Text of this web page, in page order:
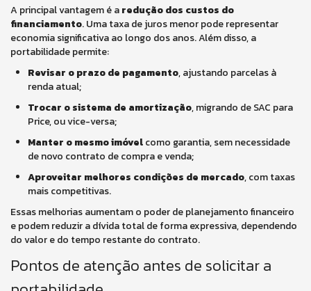
A principal vantagem é aredução dos custos do
financiamento. Uma taxa de juros menor pode representar
economia significativa ao longo dos anos. Além disso, a
portabilidade permite:
Revisar o prazo de pagamento, ajustando parcelas à
renda atual;
Trocar o sistema de amortização, migrando de SAC para
Price, ou vice-versa;
Manter o mesmo imóvelcomo garantia, sem necessidade
de novo contrato de compra e venda;
Aproveitar melhores condições de mercado, com taxas
mais competitivas.
Essas melhorias aumentam o poder de planejamento financeiro
e podem reduzir a dívida total de forma expressiva, dependendo
do valor e do tempo restante do contrato.
Pontos de atenção antes de solicitar a